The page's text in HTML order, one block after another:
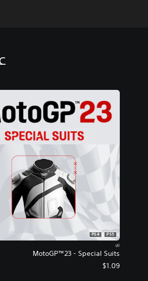
MotoGP™23 - Special Suits
PS5
PS4
زي
$1.09